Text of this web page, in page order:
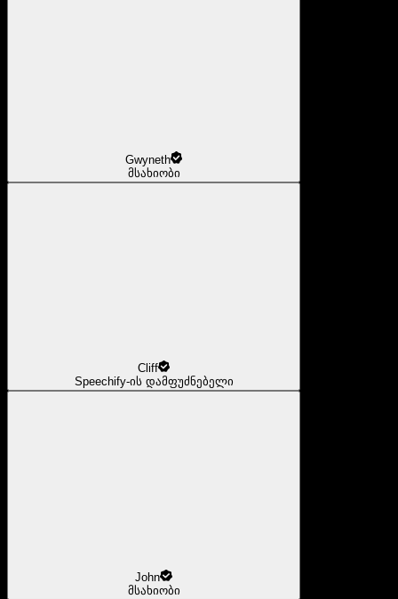
Gwyneth
მსახიობი
Cliff
Speechify-ის დამფუძნებელი
John
მსახიობი